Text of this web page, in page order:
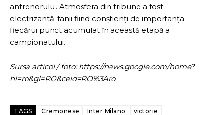
antrenorului. Atmosfera din tribune a fost
electrizantă, fanii fiind conștienți de importanța
fiecărui punct acumulat în această etapă a
campionatului.
Sursa articol / foto: https://news.google.com/home?
hl=ro&gl=RO&ceid=RO%3Aro
TAGS Cremonese Inter Milano victorie